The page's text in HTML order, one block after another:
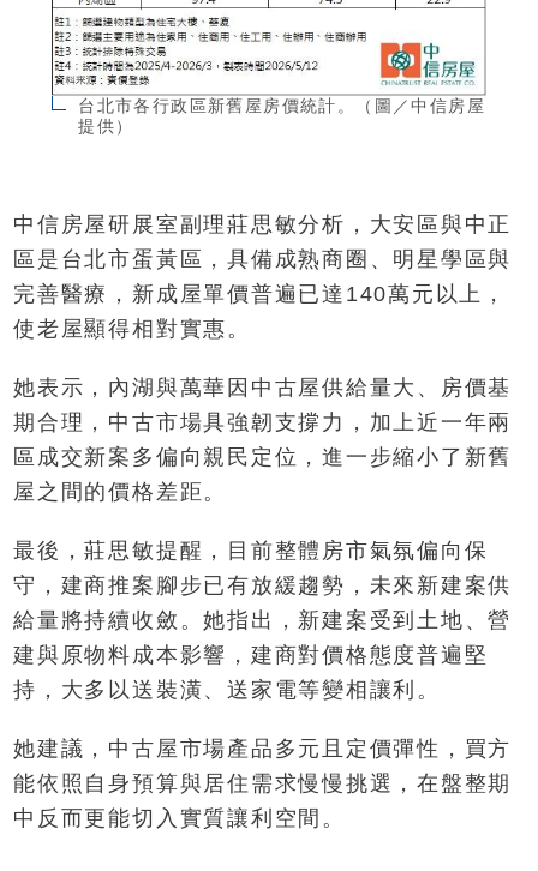
台北市各行政區新舊屋房價統計。（圖／中信房屋
提供）
中信房屋研展室副理莊思敏分析，大安區與中正
區是台北市蛋黃區，具備成熟商圈、明星學區與
完善醫療，新成屋單價普遍已達140萬元以上，
使老屋顯得相對實惠。
她表示，內湖與萬華因中古屋供給量大、房價基
期合理，中古市場具強韌支撐力，加上近一年兩
區成交新案多偏向親民定位，進一步縮小了新舊
屋之間的價格差距。
最後，莊思敏提醒，目前整體房市氣氛偏向保
守，建商推案腳步已有放緩趨勢，未來新建案供
給量將持續收斂。她指出，新建案受到土地、營
建與原物料成本影響，建商對價格態度普遍堅
持，大多以送裝潢、送家電等變相讓利。
她建議，中古屋市場產品多元且定價彈性，買方
能依照自身預算與居住需求慢慢挑選，在盤整期
中反而更能切入實質讓利空間。